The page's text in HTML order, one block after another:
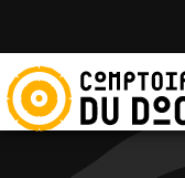
Cookies